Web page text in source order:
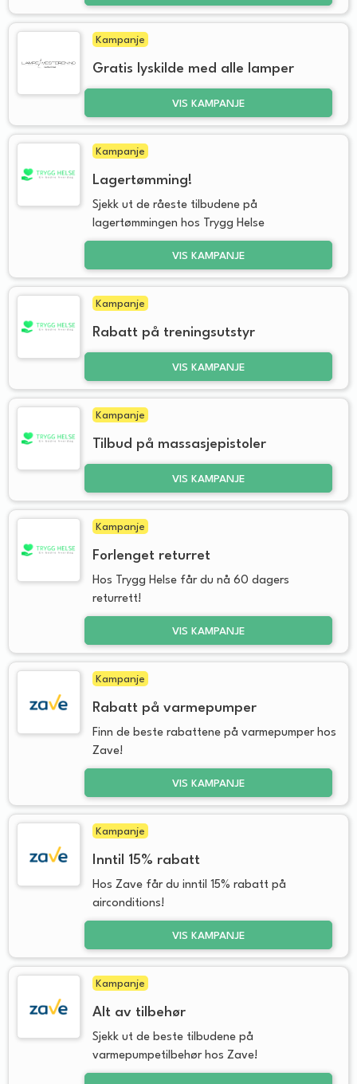
Kampanje
Gratis lyskilde med alle lamper
VIS KAMPANJE
Kampanje
Lagertømming!
Sjekk ut de råeste tilbudene på
lagertømmingen hos Trygg Helse
VIS KAMPANJE
Kampanje
Rabatt på treningsutstyr
VIS KAMPANJE
Kampanje
Tilbud på massasjepistoler
VIS KAMPANJE
Kampanje
Forlenget returret
Hos Trygg Helse får du nå 60 dagers
returrett!
VIS KAMPANJE
Kampanje
Rabatt på varmepumper
Finn de beste rabattene på varmepumper hos
Zave!
VIS KAMPANJE
Kampanje
Inntil 15% rabatt
Hos Zave får du inntil 15% rabatt på
airconditions!
VIS KAMPANJE
Kampanje
Alt av tilbehør
Sjekk ut de beste tilbudene på
varmepumpetilbehør hos Zave!